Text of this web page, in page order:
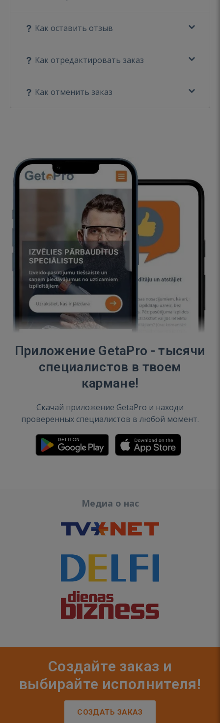
Как оставить отзыв
Как отредактировать заказ
Как отменить заказ
Приложение GetaPro - тысячи
специалистов в твоем
кармане!
Скачай приложение GetaPro и находи
проверенных специалистов в любой момент.
Медиа о нас
Создайте заказ и
выбирайте исполнителя!
СОЗДАТЬ ЗАКАЗ